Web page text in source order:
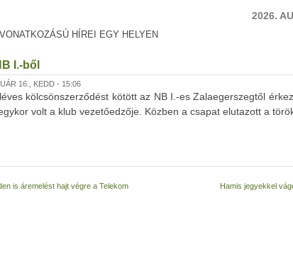
HÍREI EGY HELYEN
2026.
I.-ből
16., KEDD - 15:06
kölcsönszerződést kötött az NB I.-es Zalaegerszegtől
volt a klub vezetőedzője. Közben a csapat elutazott a
is áremelést hajt végre a Telekom
Hamis jegyekkel